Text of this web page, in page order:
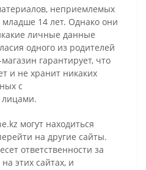
неприемлемых
младше 14 лет. Однако они
личные данные
одного из родителей
гарантирует, что
и не хранит никаких
с
могут находиться
на другие сайты.
ответственности за
этих сайтах, и